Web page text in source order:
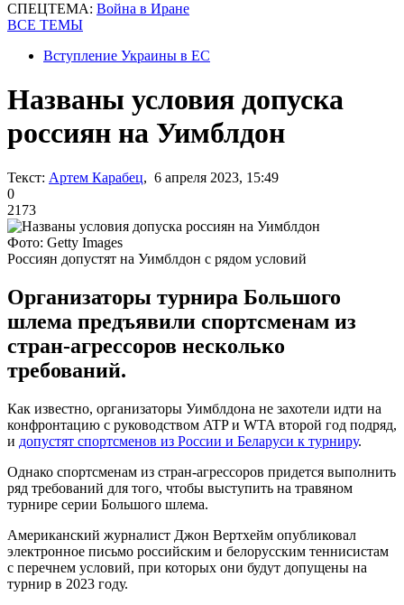
СПЕЦТЕМА: Война в Иране
ВСЕ ТЕМЫ
Вступление Украины в ЕС
Названы условия допуска
россиян на Уимблдон
Текст: Артем Карабец, 6 апреля 2023, 15:49
0
2173
Фото: Getty Images
Россиян допустят на Уимблдон с рядом условий
Организаторы турнира Большого
шлема предъявили спортсменам из
стран-агрессоров несколько
требований.
Как известно, организаторы Уимблдона не захотели идти на
конфронтацию с руководством ATP и WTA второй год подряд,
и допустят спортсменов из России и Беларуси к турниру.
Однако спортсменам из стран-агрессоров придется выполнить
ряд требований для того, чтобы выступить на травяном
турнире серии Большого шлема.
Американский журналист Джон Вертхейм опубликовал
электронное письмо российским и белорусским теннисистам
с перечнем условий, при которых они будут допущены на
турнир в 2023 году.